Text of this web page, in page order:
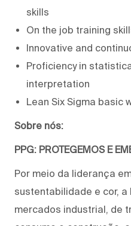
skills
On the job training
Innovative and
Proficiency in
interpretation
Lean Six Sigma basic
Sobre nós:
PPG: PROTEGEMOS E
Por meio da liderança
sustentabilidade e cor, a
mercados industrial, de